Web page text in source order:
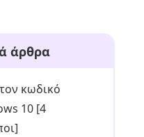
άρθρα
κωδικό
10 [4